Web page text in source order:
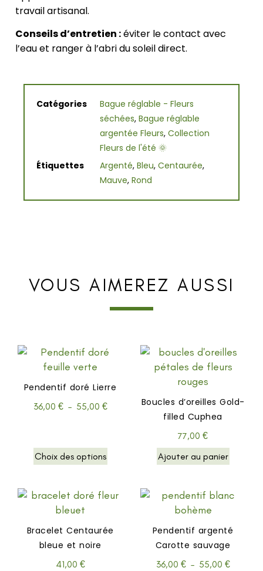
travail artisanal.
Conseils d’entretien :éviter le contact avec
l’eau et ranger à l’abri du soleil direct.
Catégories
Bague réglable - Fleurs
séchées, Bague réglable
argentée Fleurs, Collection
Fleurs de l'été 🌞
Étiquettes
Argenté, Bleu, Centaurée,
Mauve, Rond
VOUS AIMEREZ AUSSI
Pendentif doré Lierre
36,00 € – 55,00 €
Choix des options
Boucles d’oreilles Gold-
filled Cuphea
77,00 €
Ajouter au panier
Bracelet Centaurée
bleue et noire
41,00 €
Pendentif argenté
Carotte sauvage
36,00 € – 55,00 €